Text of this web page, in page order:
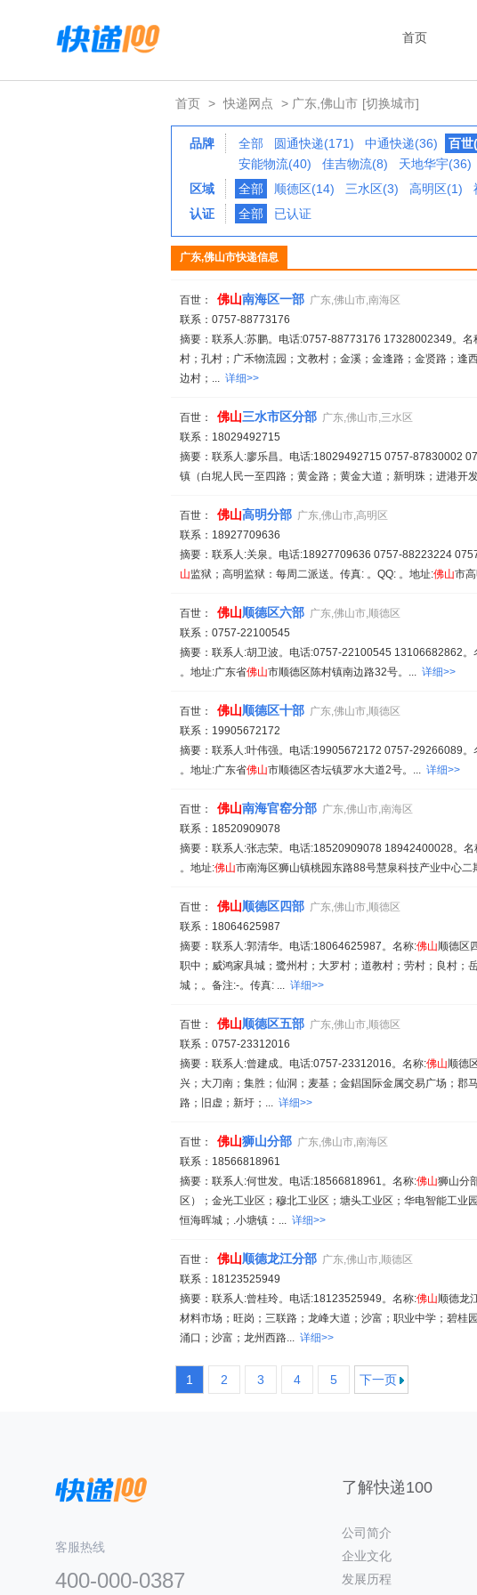
首页
首页 > 快递网点 > 广东,佛山市 [切换城市]
品牌 全部 圆通快递(171) 中通快递(36) 百世
安能物流(40)
佳吉物流(8) 天地华宇(36)
区域
全部 顺德区(14) 三水区(3) 高明区(1)
认证
全部 已认证
广东,佛山市快递信息
百世： 佛山南海区一部 广东,佛山市,南海区
联系：0757-88773176
摘要：联系人:苏鹏。电话:0757-88773176 17328002349。名
村；孔村；广禾物流园；文教村；金溪；金逢路；金贤路；逢
边村；... 详细>>
百世： 佛山三水市区分部 广东,佛山市,三水区
联系：18029492715
摘要：联系人:廖乐昌。电话:18029492715 0757-87830002
镇（白坭人民一至四路；黄金路；黄金大道；新明珠；进港开
百世： 佛山高明分部 广东,佛山市,高明区
联系：18927709636
摘要：联系人:关泉。电话:18927709636 0757-88223224
山监狱；高明监狱：每周二派送。传真: 。QQ: 。地址:佛山市
百世： 佛山顺德区六部 广东,佛山市,顺德区
联系：0757-22100545
摘要：联系人:胡卫波。电话:0757-22100545 13106682862。
。地址:广东省佛山市顺德区陈村镇南边路32号。... 详细>>
百世： 佛山顺德区十部 广东,佛山市,顺德区
联系：19905672172
摘要：联系人:叶伟强。电话:19905672172 0757-29266089。
。地址:广东省佛山市顺德区杏坛镇罗水大道2号。... 详细>>
百世： 佛山南海官窑分部 广东,佛山市,南海区
联系：18520909078
摘要：联系人:张志荣。电话:18520909078 18942400028。名
。地址:佛山市南海区狮山镇桃园东路88号慧泉科技产业中心二
百世： 佛山顺德区四部 广东,佛山市,顺德区
联系：18064625987
摘要：联系人:郭清华。电话:18064625987。名称:佛山顺德区
职中；威鸿家具城；鹭州村；大罗村；道教村；劳村；良村；
城；。备注:-。传真: ... 详细>>
百世： 佛山顺德区五部 广东,佛山市,顺德区
联系：0757-23312016
摘要：联系人:曾建成。电话:0757-23312016。名称:佛山顺德
兴；大刀南；集胜；仙洞；麦基；金錩国际金属交易广场；郡
路；旧虚；新圩；... 详细>>
百世： 佛山狮山分部 广东,佛山市,南海区
联系：18566818961
摘要：联系人:何世发。电话:18566818961。名称:佛山狮山分
区）；金光工业区；穆北工业区；塘头工业区；华电智能工业
恒海晖城；.小塘镇：... 详细>>
百世： 佛山顺德龙江分部 广东,佛山市,顺德区
联系：18123525949
摘要：联系人:曾桂玲。电话:18123525949。名称:佛山顺德龙
材料市场；旺岗；三联路；龙峰大道；沙富；职业中学；碧桂
涌口；沙富；龙州西路... 详细>>
1 2 3 4 5 下一页
客服热线
400-000-0387
了解快递100
公司简介
企业文化
发展历程